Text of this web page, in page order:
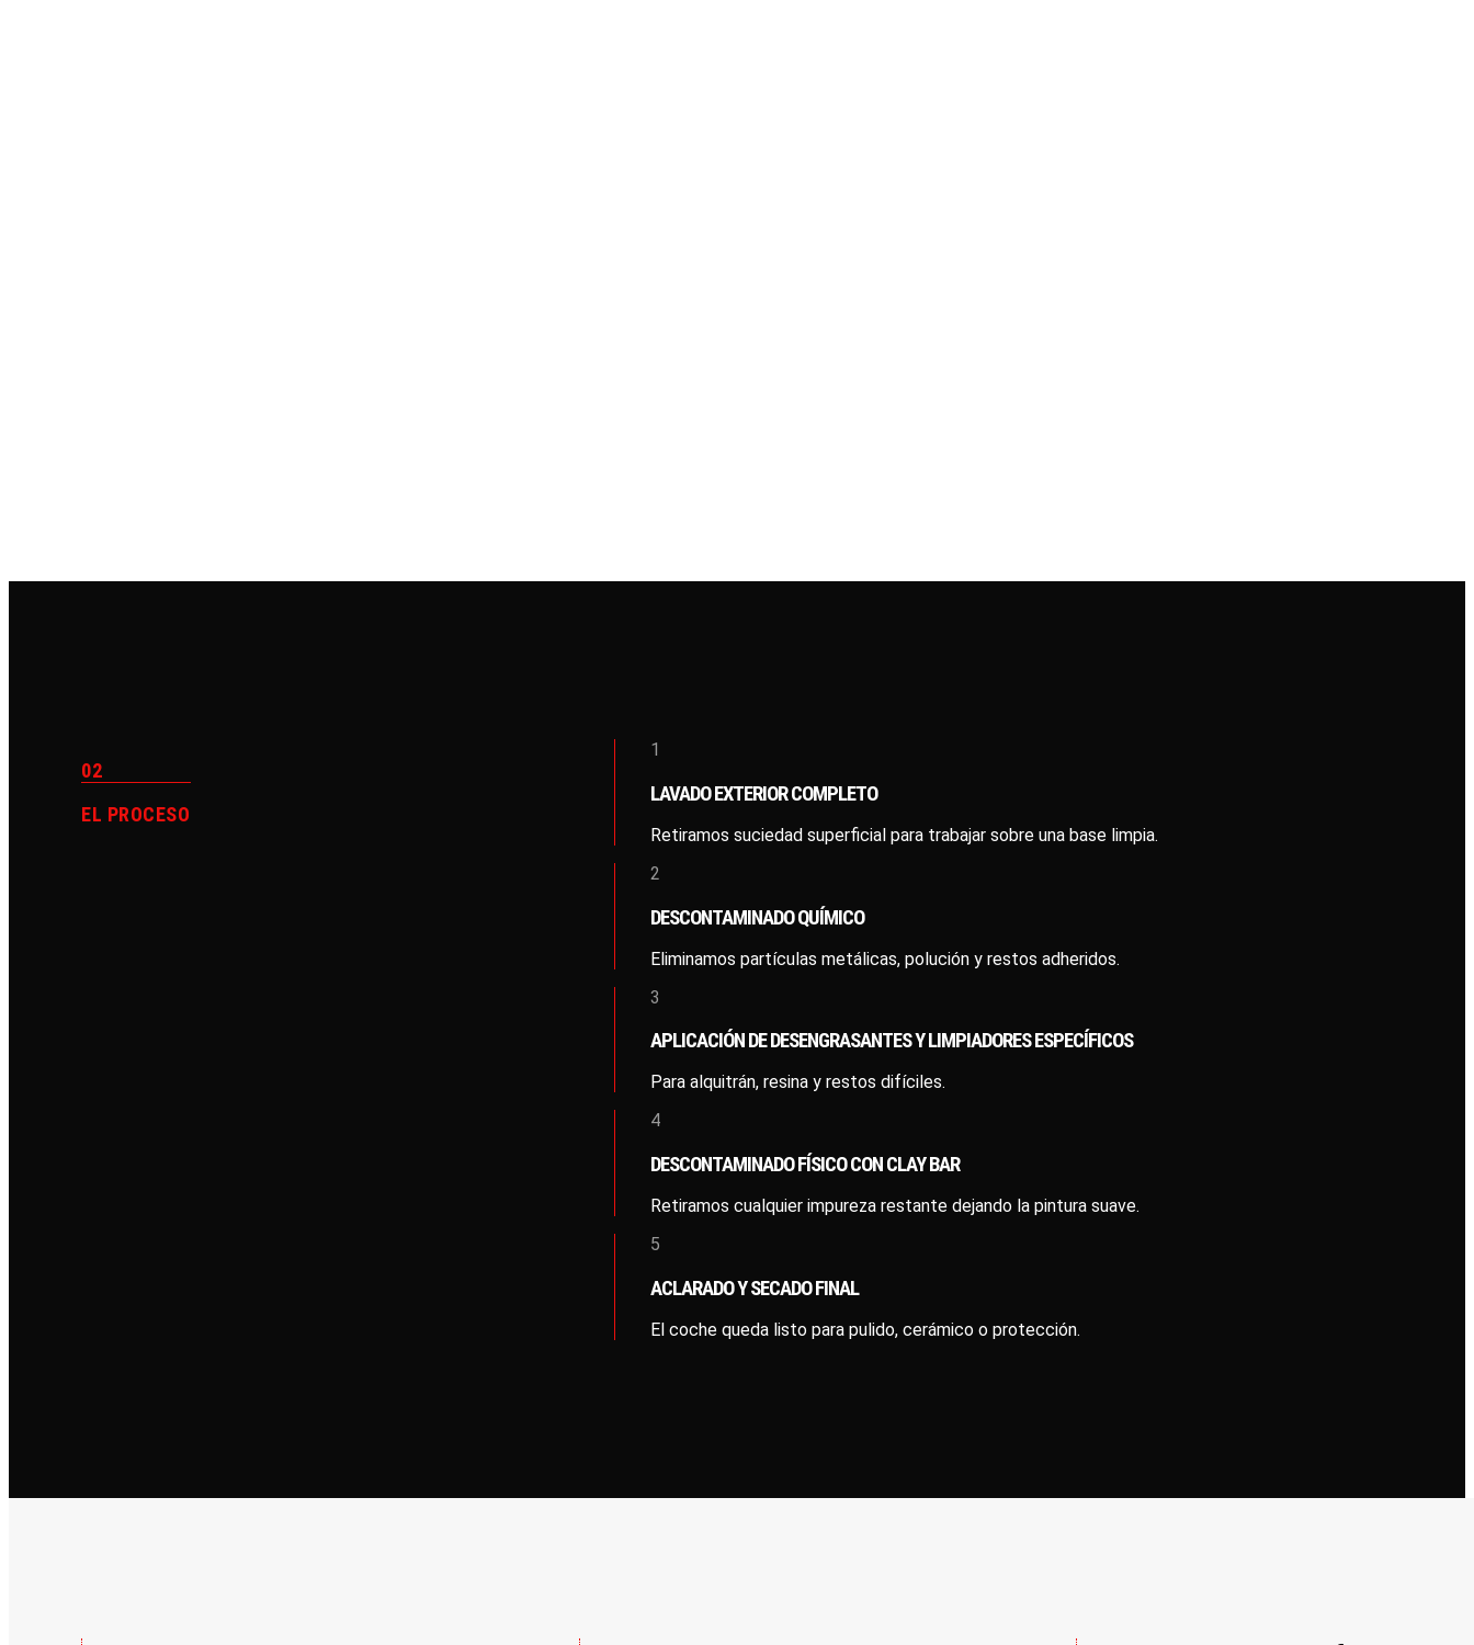
02
EL PROCESO
1
LAVADO EXTERIOR COMPLETO
Retiramos suciedad superficial para trabajar sobre una base limpia.
2
DESCONTAMINADO QUÍMICO
Eliminamos partículas metálicas, polución y restos adheridos.
3
APLICACIÓN DE DESENGRASANTES Y LIMPIADORES ESPECÍFICOS
Para alquitrán, resina y restos difíciles.
4
DESCONTAMINADO FÍSICO CON CLAY BAR
Retiramos cualquier impureza restante dejando la pintura suave.
5
ACLARADO Y SECADO FINAL
El coche queda listo para pulido, cerámico o protección.